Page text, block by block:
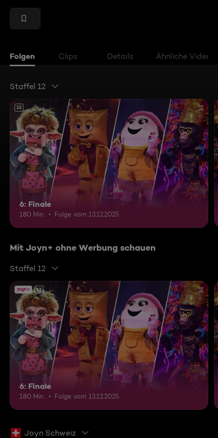
Folgen Clips Details Ähnliche Videos
Staffel 12
12
6: Finale
180 Min. Folge vom 13.12.2025
Mit Joyn+ ohne Werbung schauen
Staffel 12
12
6: Finale
180 Min. Folge vom 13.12.2025
Joyn Schweiz